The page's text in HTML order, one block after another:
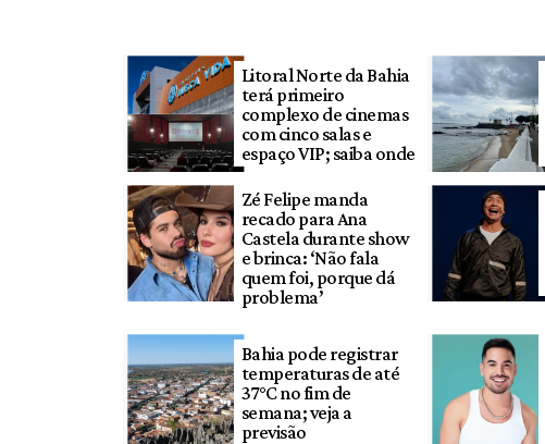
Litoral Norte da Bahia
terá primeiro
complexo de cinemas
com cinco salas e
espaço VIP; saiba onde
Zé Felipe manda
recado para Ana
Castela durante show
e brinca: ‘Não fala
quem foi, porque dá
problema’
Bahia pode registrar
temperaturas de até
37°C no fim de
semana; veja a
previsão